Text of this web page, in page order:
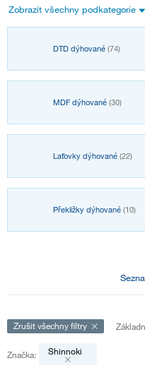
Zobrazit všechny podkategorie
DTD dýhované (74)
MDF dýhované (30)
Laťovky dýhované (22)
Překližky dýhované (10)
Zrušit všechny filtry
Značka: Shinnoki